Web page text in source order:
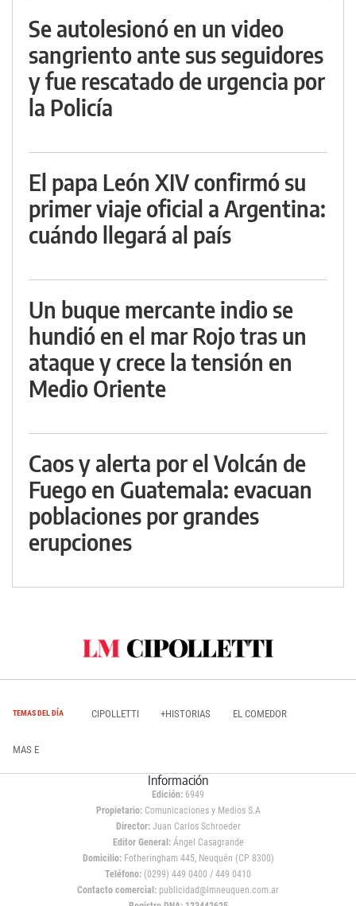
Se autolesionó en un video
sangriento ante sus seguidores
y fue rescatado de urgencia por
la Policía
El papa León XIV confirmó su
primer viaje oficial a Argentina:
cuándo llegará al país
Un buque mercante indio se
hundió en el mar Rojo tras un
ataque y crece la tensión en
Medio Oriente
Caos y alerta por el Volcán de
Fuego en Guatemala: evacuan
poblaciones por grandes
erupciones
TEMAS DEL DÍA CIPOLLETTI +HISTORIAS EL COMEDOR
MAS E
Información
Edición: 6949
Propietario:Comunicaciones y Medios S.A
Director: Juan Carlos Schroeder
Editor General:Ángel Casagrande
Domicilio:Fotheringham 445, Neuquén (CP 8300)
Teléfono: (0299) 449 0400 / 449 0410
Contacto comercial: publicidad@lmneuquen.com.ar